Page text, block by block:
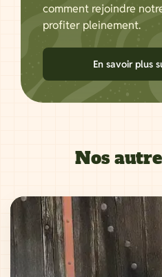
comment rejoindre
profiter pleinement.
En savoir plus
Nos